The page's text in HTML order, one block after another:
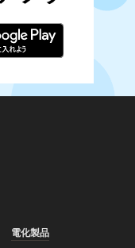
電化製品